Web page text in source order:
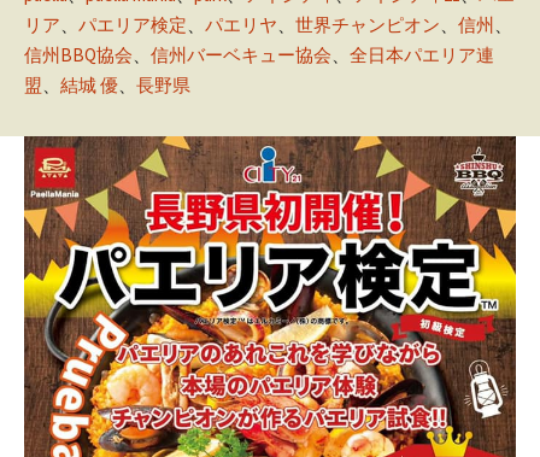
リア、 パエリア検定、 パエリヤ、 世界チャンピオン、 信州 、
信州BBQ協会、 信州バーベキュー協会、 全日本パエリア連
盟、 結城 優、 長野県